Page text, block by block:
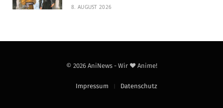
8. AUGUST 2026
© 2026 AniNews - Wir ❤️ Anime!
Impressum Datenschutz